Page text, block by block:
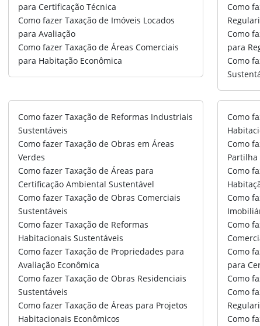
para Certificação Técnica
Como fazer Taxação de Imóveis Locados
para Avaliação
Como fazer Taxação de Áreas Comerciais
para Habitação Econômica
Como
Como
para
Como
Como fazer Taxação de Reformas Industriais
Sustentáveis
Como fazer Taxação de Obras em Áreas
Verdes
Como fazer Taxação de Áreas para
Certificação Ambiental Sustentável
Como fazer Taxação de Obras Comerciais
Sustentáveis
Como fazer Taxação de Reformas
Habitacionais Sustentáveis
Como fazer Taxação de Propriedades para
Avaliação Econômica
Como fazer Taxação de Obras Residenciais
Sustentáveis
Como fazer Taxação de Áreas para Projetos
Habitacionais Econômicos
Como
Como
Partilha
Como
Como
Como
Como
para
Como
Como
Como